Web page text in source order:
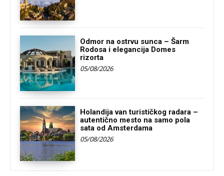
Odmor na ostrvu sunca – Šarm
Rodosa i elegancija Domes
rizorta
05/08/2026
Holandija van turističkog radara –
autentično mesto na samo pola
sata od Amsterdama
05/08/2026